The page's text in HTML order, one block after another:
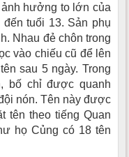
hưởng to lớn của
tuổi 13. Sản phụ
Nhau đẻ chôn trong
vào chiếu cũ để lên
sau 5 ngày. Trong
bố chỉ được quanh
nón. Tên này được
tên theo tiếng Quan
họ Củng có 18 tên